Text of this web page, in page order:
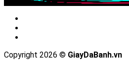
Copyright 2026 © GiayDaBanh.vn